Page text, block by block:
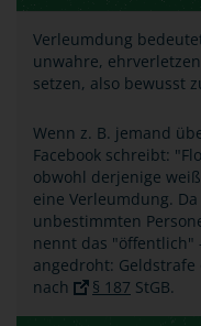
Verleumdung
unwahre,
setzen, also bewusst
Wenn z. B. jemand
Facebook schreibt:
obwohl derjenige
eine Verleumdung.
unbestimmten
nennt das "öffentlich"
angedroht:
nach
§ 187 StGB.